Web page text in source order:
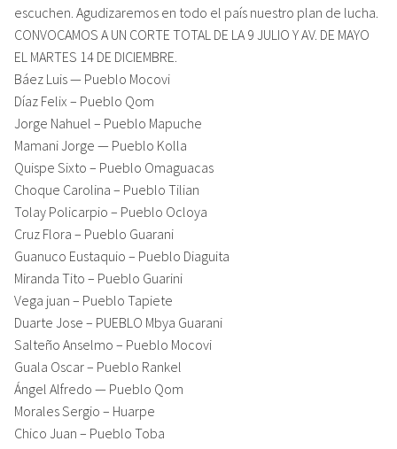
escuchen. Agudizaremos en todo el país nuestro plan de lucha.
CONVOCAMOS A UN CORTE TOTAL DE LA 9 JULIO Y AV. DE MAYO
EL MARTES 14 DE DICIEMBRE.
Báez Luis — Pueblo Mocovi
Díaz Felix – Pueblo Qom
Jorge Nahuel – Pueblo Mapuche
Mamani Jorge — Pueblo Kolla
Quispe Sixto – Pueblo Omaguacas
Choque Carolina – Pueblo Tilian
Tolay Policarpio – Pueblo Ocloya
Cruz Flora – Pueblo Guarani
Guanuco Eustaquio – Pueblo Diaguita
Miranda Tito – Pueblo Guarini
Vega juan – Pueblo Tapiete
Duarte Jose – PUEBLO Mbya Guarani
Salteño Anselmo – Pueblo Mocovi
Guala Oscar – Pueblo Rankel
Ángel Alfredo — Pueblo Qom
Morales Sergio – Huarpe
Chico Juan – Pueblo Toba